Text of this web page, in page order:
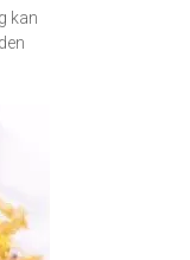
kan